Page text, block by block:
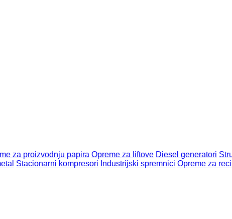
za proizvodnju papira Opreme za liftove Diesel generatori
Stacionarni kompresori Industrijski spremnici Opreme za